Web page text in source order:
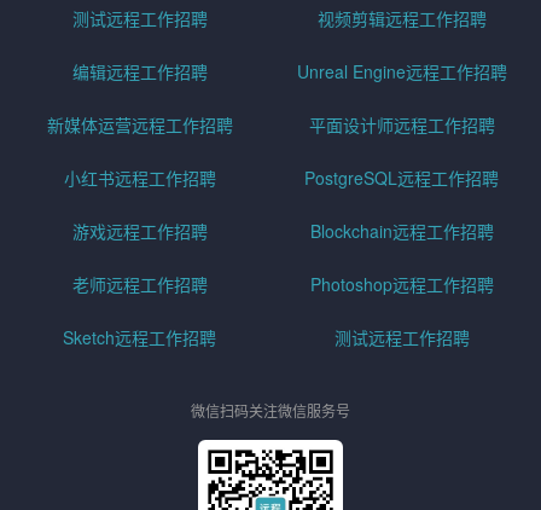
测试远程工作招聘 视频剪辑远程工作招聘
编辑远程工作招聘 Unreal Engine远程工作招聘
新媒体运营远程工作招聘 平面设计师远程工作招聘
小红书远程工作招聘 PostgreSQL远程工作招聘
游戏远程工作招聘 Blockchain远程工作招聘
老师远程工作招聘 Photoshop远程工作招聘
Sketch远程工作招聘 测试远程工作招聘
微信扫码关注微信服务号